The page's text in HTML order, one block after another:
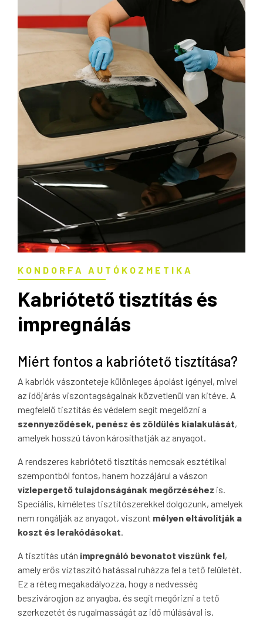
KONDORFA AUTÓKOZMETIKA
Kabriótető tisztítás és
impregnálás
Miért fontos a kabriótető tisztítása?
A kabriók vászonteteje különleges ápolást igényel, mivel
az időjárás viszontagságainak közvetlenül van kitéve. A
megfelelő tisztítás és védelem segít megelőzni a
szennyeződések, penész és zöldülés kialakulását,
amelyek hosszú távon károsíthatják az anyagot.
A rendszeres kabriótető tisztítás nemcsak esztétikai
szempontból fontos, hanem hozzájárul a vászon
vízlepergető tulajdonságának megőrzéséhez is.
Speciális, kíméletes tisztítószerekkel dolgozunk, amelyek
nem rongálják az anyagot, viszont mélyen eltávolítják a
koszt és lerakódásokat.
A tisztítás után impregnáló bevonatot viszünk fel,
amely erős víztaszító hatással ruházza fel a tető felületét.
Ez a réteg megakadályozza, hogy a nedvesség
beszivárogjon az anyagba, és segít megőrizni a tető
szerkezetét és rugalmasságát az idő múlásával is.